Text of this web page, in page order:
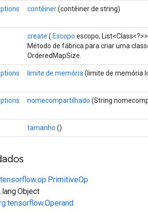
contêiner(contêiner de string)
create ( Escopo escopo,
Método de fábrica para criar uma
OrderedMapSize.
limite de memória (limite de memória
nomecompartilhado (String
tamanho ()